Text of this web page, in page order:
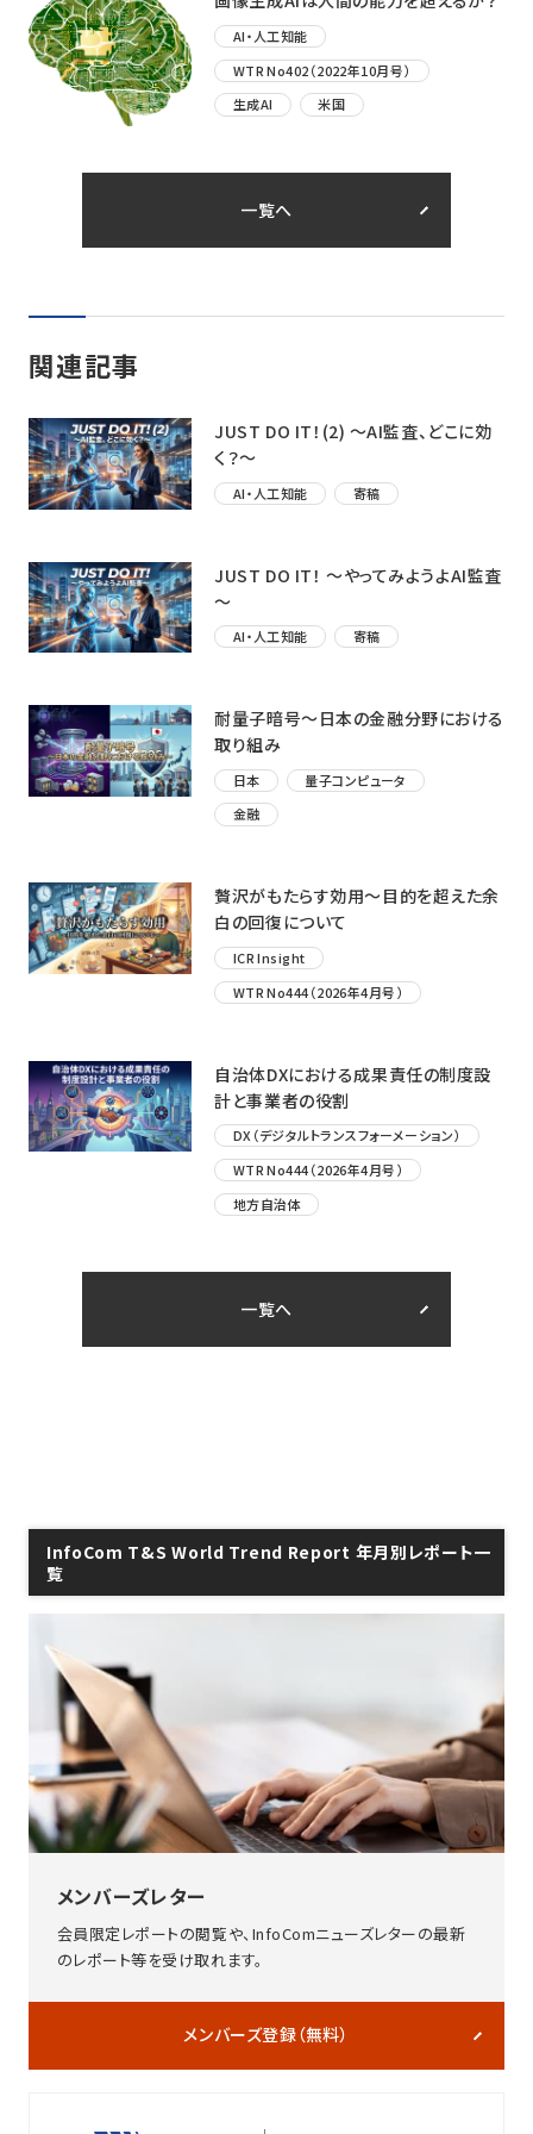
AI・人工知能
WTR No402（2022年10月号）
生成AI
米国
一覧へ
関連記事
JUST DO IT！(2) ～AI監査、どこに効
く？〜
AI・人工知能 寄稿
JUST DO IT！ ～やってみようよAI監査
～
AI・人工知能 寄稿
耐量子暗号～日本の金融分野における
取り組み
日本
量子コンピュータ
金融
贅沢がもたらす効用〜目的を超えた余
白の回復について
ICR Insight
WTR No444（2026年4月号）
自治体DXにおける成果責任の制度設
計と事業者の役割
DX（デジタルトランスフォーメーション）
WTR No444（2026年4月号）
地方自治体
一覧へ
InfoCom T&S World Trend Report 年月別レポート一
覧
メンバーズレター
会員限定レポートの閲覧や、InfoComニューズレターの最新
のレポート等を受け取れます。
メンバーズ登録（無料）